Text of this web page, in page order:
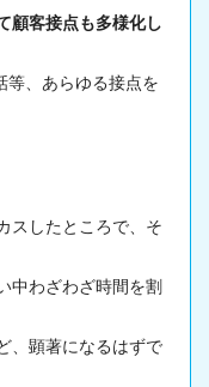
顧客接点も多様化し
等、あらゆる接点を
スしたところで、そ
中わざわざ時間を割
、顕著になるはずで